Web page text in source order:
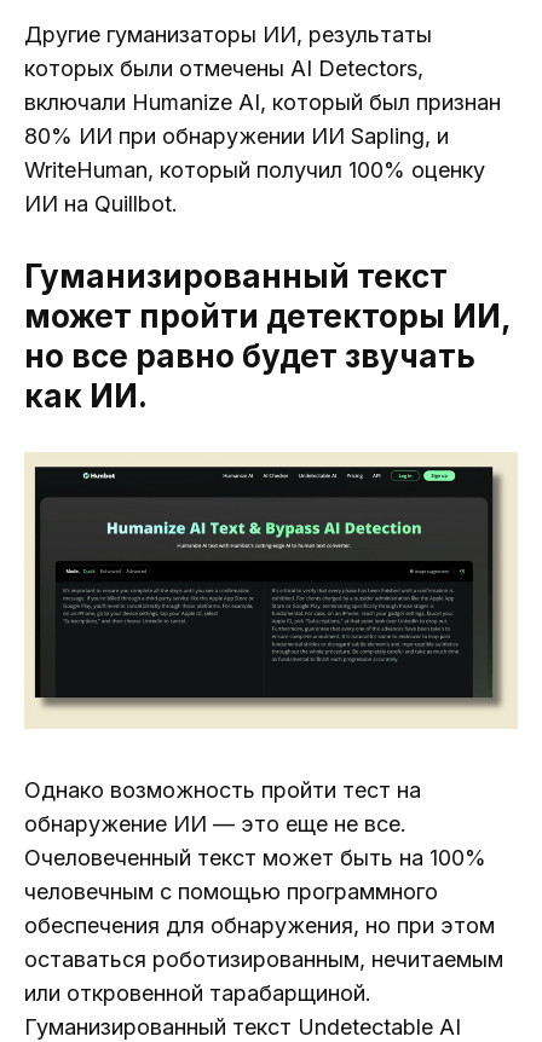
Другие гуманизаторы ИИ, результаты
которых были отмечены AI Detectors,
включали Humanize AI, который был признан
80% ИИ при обнаружении ИИ Sapling, и
WriteHuman, который получил 100% оценку
ИИ на Quillbot.
Гуманизированный текст
может пройти детекторы ИИ,
но все равно будет звучать
как ИИ.
Однако возможность пройти тест на
обнаружение ИИ — это еще не все.
Очеловеченный текст может быть на 100%
человечным с помощью программного
обеспечения для обнаружения, но при этом
оставаться роботизированным, нечитаемым
или откровенной тарабарщиной.
Гуманизированный текст Undetectable AI